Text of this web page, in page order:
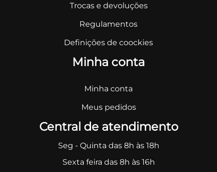
Trocas e devoluções
Regulamentos
Definições de coockies
Minha conta
Minha conta
Meus pedidos
Central de atendimento
Seg - Quinta das 8h às 18h
Sexta feira das 8h às 16h